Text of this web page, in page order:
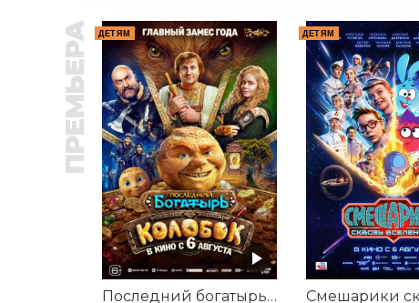
ПРЕМЬЕРА ДЕТЯМ
Последний богатырь. Колобок
ДЕТЯМ